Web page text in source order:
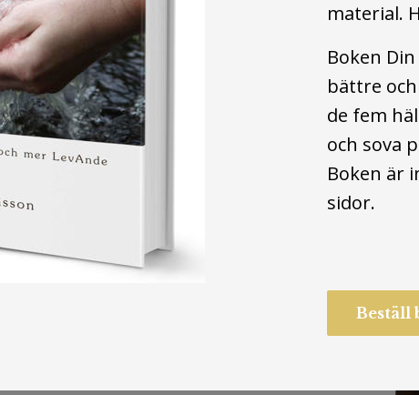
material.
Boken
bättre
de fem
och sova
Boken är
sidor.
Beställ